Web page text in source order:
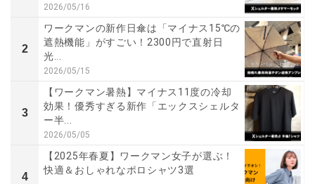
2026/05/16
2
ワークマンの新作日傘は「マイナス15℃の
遮熱機能」がすごい！2300円で直射日
光...
2026/05/15
3
【ワークマン暑熱】マイナス11度の冷却
効果！優秀すぎる新作「エックスシェルタ
ー半...
2026/05/05
4
【2025年春夏】ワークマン女子が選ぶ！
快適＆おしゃれなポロシャツ3選